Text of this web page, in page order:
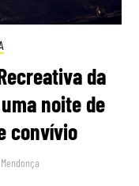
da
noite de
convívio